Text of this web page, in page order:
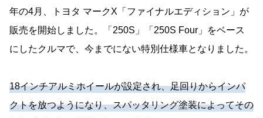
年の4月、トヨタ マークX「ファイナルエディション」が
販売を開始しました。「250S」「250S Four」をベース
にしたクルマで、今までにない特別仕様車となりました。
18インチアルミホイールが設定され、足回りからインパ
クトを放つようになり、スパッタリング塗装によってその